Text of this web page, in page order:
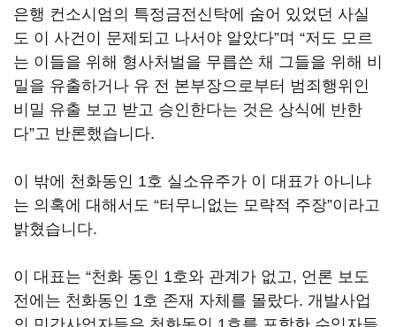
은행 컨소시엄의 특정금전신탁에 숨어 있었던 사실
도 이 사건이 문제되고 나서야 알았다”며 “저도 모르
는 이들을 위해 형사처벌을 무릅쓴 채 그들을 위해 비
밀을 유출하거나 유 전 본부장으로부터 범죄행위인
비밀 유출 보고 받고 승인한다는 것은 상식에 반한
다”고 반론했습니다.
이 밖에 천화동인 1호 실소유주가 이 대표가 아니냐
는 의혹에 대해서도 “터무니없는 모략적 주장”이라고
밝혔습니다.
이 대표는 “천화 동인 1호와 관계가 없고, 언론 보도
전에는 천화동인 1호 존재 자체를 몰랐다. 개발사업